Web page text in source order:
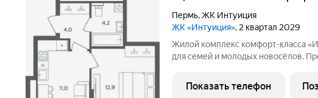
Пермь,ЖК Интуиция
ЖК «Интуиция», 2 квартал 2029
Жилой комплекс комфорт-класса «Интуиция»
для семей и молодых новосёлов.
Беляева - Одоевского. Новый
в сложившуюся
Показать телефон